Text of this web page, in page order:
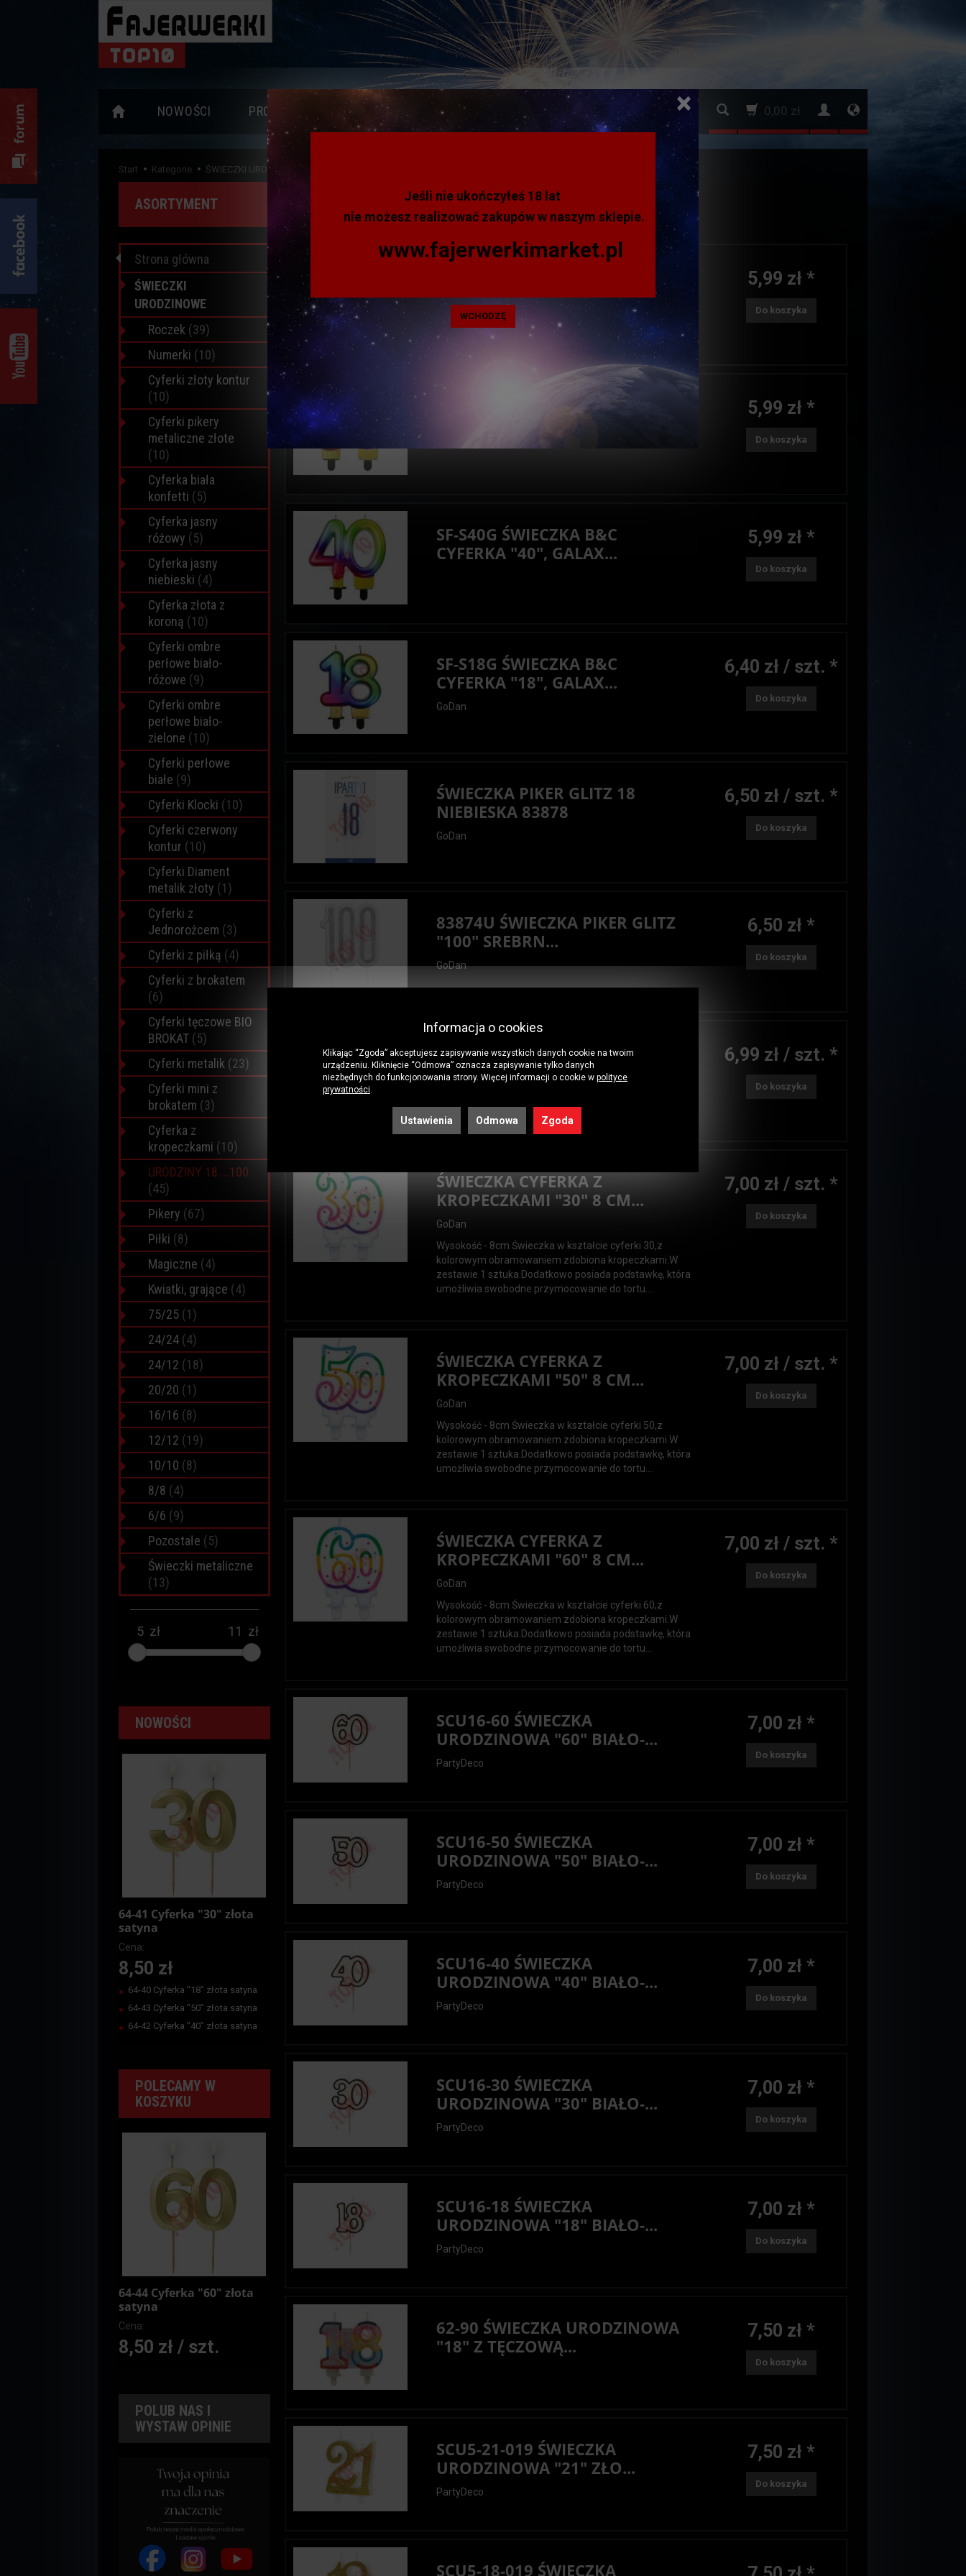
×
Jeśli nie ukończyłeś 18 lat
nie możesz realizować zakupów w naszym sklepie.
www.fajerwerkimarket.pl
WCHODZĘ
0,00 zł
NOWOŚCI PROMOCJE BESTSELLERY +18 SPRZEDAŻ HURTOWA
Start Kategorie ŚWIECZKI URODZINOWE
URODZINY 18....100
CYFERKA "20", GALAX...
5,99 zł *
Do koszyka
SF-S30G ŚWIECZKA B&C
CYFERKA "30", GALAX...
5,99 zł *
Do koszyka
SF-S40G ŚWIECZKA B&C
CYFERKA "40", GALAX...
5,99 zł *
Do koszyka
SF-S18G ŚWIECZKA B&C
CYFERKA "18", GALAX...
GoDan
6,40 zł / szt. *
Do koszyka
ŚWIECZKA PIKER GLITZ 18
NIEBIESKA 83878
GoDan
6,50 zł / szt. *
Do koszyka
83874U ŚWIECZKA PIKER GLITZ
"100" SREBRN...
GoDan
6,50 zł *
Do koszyka
84982 ŚWIECZKA PIKER GLITZ
"18" RÓŻOWO-Z...
6,99 zł / szt. *
Do koszyka
ŚWIECZKA CYFERKA Z
KROPECZKAMI "30" 8 CM...
GoDan
Wysokość - 8cm Świeczka w kształcie cyferki 30,z
kolorowym obramowaniem zdobiona kropeczkami.W
zestawie 1 sztuka.Dodatkowo posiada podstawkę, która
umożliwia swobodne przymocowanie do tortu....
7,00 zł / szt. *
Do koszyka
ŚWIECZKA CYFERKA Z
KROPECZKAMI "50" 8 CM...
GoDan
Wysokość - 8cm Świeczka w kształcie cyferki 50,z
kolorowym obramowaniem zdobiona kropeczkami.W
zestawie 1 sztuka.Dodatkowo posiada podstawkę, która
umożliwia swobodne przymocowanie do tortu....
7,00 zł / szt. *
Do koszyka
ŚWIECZKA CYFERKA Z
KROPECZKAMI "60" 8 CM...
GoDan
Wysokość - 8cm Świeczka w kształcie cyferki 60,z
kolorowym obramowaniem zdobiona kropeczkami.W
zestawie 1 sztuka.Dodatkowo posiada podstawkę, która
umożliwia swobodne przymocowanie do tortu....
7,00 zł / szt. *
Do koszyka
SCU16-60 ŚWIECZKA
URODZINOWA "60" BIAŁO-...
PartyDeco
7,00 zł *
Do koszyka
SCU16-50 ŚWIECZKA
URODZINOWA "50" BIAŁO-...
PartyDeco
7,00 zł *
Do koszyka
SCU16-40 ŚWIECZKA
URODZINOWA "40" BIAŁO-...
PartyDeco
7,00 zł *
Do koszyka
SCU16-30 ŚWIECZKA
URODZINOWA "30" BIAŁO-...
PartyDeco
7,00 zł *
Do koszyka
SCU16-18 ŚWIECZKA
URODZINOWA "18" BIAŁO-...
PartyDeco
7,00 zł *
Do koszyka
62-90 ŚWIECZKA URODZINOWA
"18" Z TĘCZOWĄ...
7,50 zł *
Do koszyka
SCU5-21-019 ŚWIECZKA
URODZINOWA "21" ZŁO...
PartyDeco
7,50 zł *
Do koszyka
SCU5-18-019 ŚWIECZKA
ASORTYMENT
Strona główna
ŚWIECZKI
URODZINOWE
Roczek (39)
Numerki (10)
Cyferki złoty kontur
(10)
Cyferki pikery
metaliczne złote
(10)
Cyferka biała
konfetti (5)
Cyferka jasny
różowy (5)
Cyferka jasny
niebieski (4)
Cyferka złota z
koroną (10)
Cyferki ombre
perłowe biało-
różowe (9)
Cyferki ombre
perłowe biało-
zielone (10)
Cyferki perłowe
białe (9)
Cyferki Klocki (10)
Cyferki czerwony
kontur (10)
Cyferki Diament
metalik złoty (1)
Cyferki z
Jednorożcem (3)
Cyferki z piłką (4)
Cyferki z brokatem
(6)
Cyferki tęczowe BIO
BROKAT (5)
Cyferki metalik (23)
Cyferki mini z
brokatem (3)
Cyferka z
kropeczkami (10)
URODZINY 18....100
(45)
Pikery (67)
Piłki (8)
Magiczne (4)
Kwiatki, grające (4)
75/25 (1)
24/24 (4)
24/12 (18)
20/20 (1)
16/16 (8)
12/12 (19)
10/10 (8)
8/8 (4)
6/6 (9)
Pozostałe (5)
Świeczki metaliczne
(13)
zł zł
NOWOŚCI
64-41 Cyferka "30" złota
satyna
Cena:
8,50 zł
64-40 Cyferka "18" złota satyna
64-43 Cyferka "50" złota satyna
64-42 Cyferka "40" złota satyna
POLECAMY W
KOSZYKU
64-44 Cyferka "60" złota
satyna
Cena:
8,50 zł / szt.
POLUB NAS I
WYSTAW OPINIE
Informacja o cookies
Klikając “Zgoda” akceptujesz zapisywanie wszystkich danych cookie na twoim
urządzeniu. Kliknięcie “Odmowa” oznacza zapisywanie tylko danych
niezbędnych do funkcjonowania strony. Więcej informacji o cookie w polityce
prywatności.
Ustawienia Odmowa Zgoda